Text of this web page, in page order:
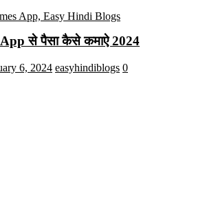
से पैसा कैसे कमाऐ 2024
6, 2024 easyhindiblogs 0